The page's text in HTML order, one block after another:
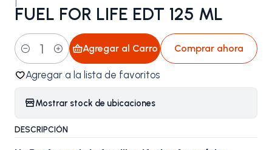
FUEL FOR LIFE EDT 125 ML
Cantidad
Agregar al Carro Comprar ahora
Agregar a la lista de favoritos
Mostrar stock de ubicaciones
DESCRIPCIÓN